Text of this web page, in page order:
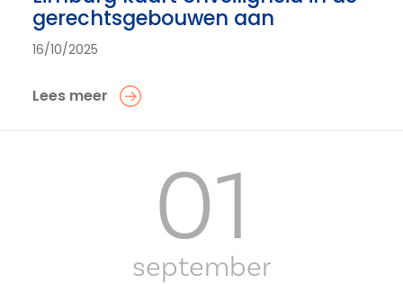
gerechtsgebouwen aan
16/10/2025
Lees meer
01
september